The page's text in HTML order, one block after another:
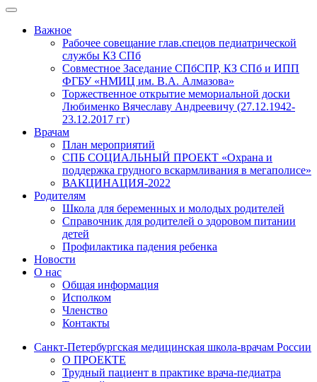
Важное
Рабочее совещание глав.спецов педиатрической
службы КЗ СПб
Совместное Заседание СПбСПР, КЗ СПб и ИПП
ФГБУ «НМИЦ им. В.А. Алмазова»
Торжественное открытие мемориальной доски
Любименко Вячеславу Андреевичу (27.12.1942-
23.12.2017 гг)
Врачам
План мероприятий
СПБ СОЦИАЛЬНЫЙ ПРОЕКТ «Охрана и
поддержка грудного вскармливания в мегаполисе»
ВАКЦИНАЦИЯ-2022
Родителям
Школа для беременных и молодых родителей
Справочник для родителей о здоровом питании
детей
Профилактика падения ребенка
Новости
О нас
Общая информация
Исполком
Членство
Контакты
Санкт-Петербургская медицинская школа-врачам России
О ПРОЕКТЕ
Трудный пациент в практике врача-педиатра